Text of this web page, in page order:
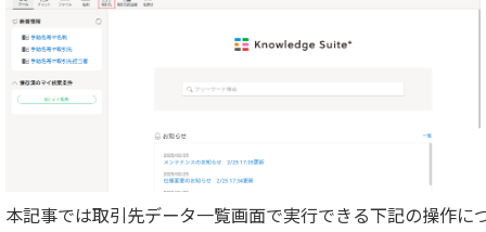
本記事では取引先データ一覧画面で実行できる下記の操作に